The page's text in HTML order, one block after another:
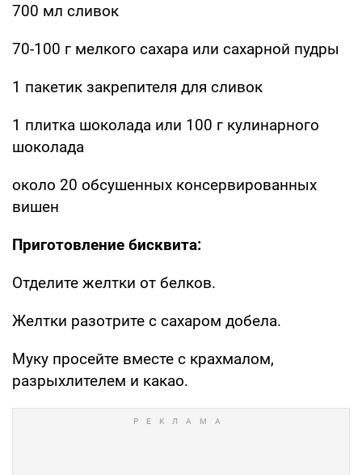
700 мл сливок
70-100 г мелкого сахара или сахарной пудры
1 пакетик закрепителя для сливок
1 плитка шоколада или 100 г кулинарного
шоколада
около 20 обсушенных консервированных
вишен
Приготовление бисквита:
Отделите желтки от белков.
Желтки разотрите с сахаром добела.
Муку просейте вместе с крахмалом,
разрыхлителем и какао.